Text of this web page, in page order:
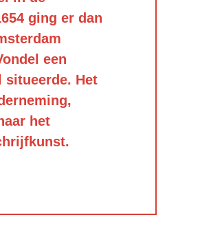
ging er dan
een
situeerde. Het
het